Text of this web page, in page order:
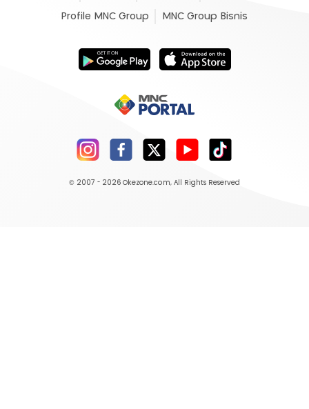
Profile MNC Group MNC Group Bisnis
© 2007 - 2026 Okezone.com, All Rights Reserved